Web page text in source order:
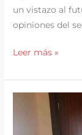
un vistazo al
opiniones del
Hipotecas
Euríbor
Leer más »